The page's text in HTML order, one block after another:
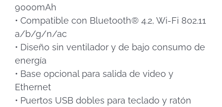
9000mAh
• Compatible con Bluetooth® 4.2, Wi-Fi 802.11
a/b/g/n/ac
• Diseño sin ventilador y de bajo consumo de
energía
• Base opcional para salida de video y
Ethernet
• Puertos USB dobles para teclado y ratón